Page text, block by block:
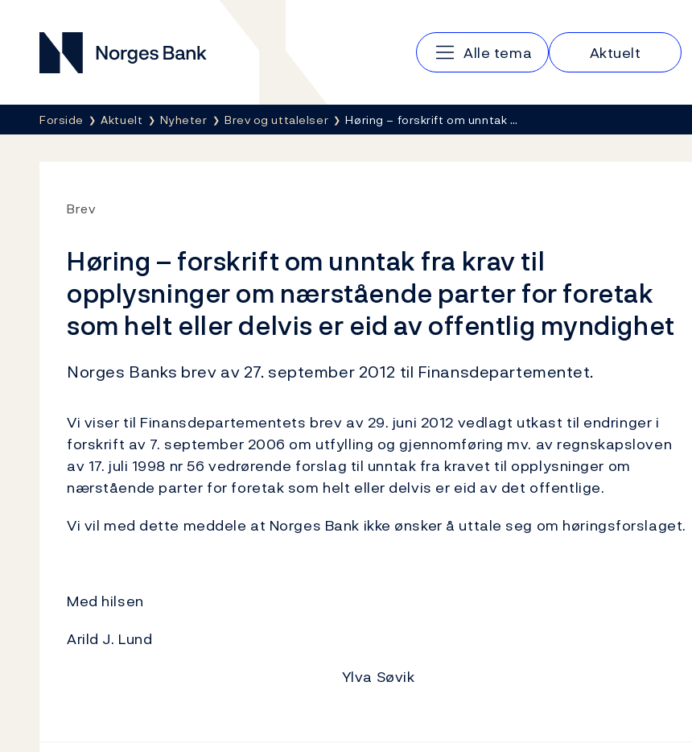
Norges Bank
Hovedmeny
Alle tema Aktuelt
Her er du nå:
Forside Aktuelt Nyheter Brev og uttalelser Høring – forskrift om unntak …
Brev
Høring – forskrift om unntak fra krav til
opplysninger om nærstående parter for foretak
som helt eller delvis er eid av offentlig myndighet
Norges Banks brev av 27. september 2012 til Finansdepartementet.
Vi viser til Finansdepartementets brev av 29. juni 2012 vedlagt utkast til endringer i
forskrift av 7. september 2006 om utfylling og gjennomføring mv. av regnskapsloven
av 17. juli 1998 nr 56 vedrørende forslag til unntak fra kravet til opplysninger om
nærstående parter for foretak som helt eller delvis er eid av det offentlige.
Vi vil med dette meddele at Norges Bank ikke ønsker å uttale seg om høringsforslaget.
Med hilsen
Arild J. Lund
Ylva Søvik